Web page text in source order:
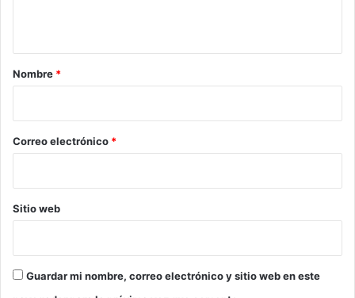
r
*
Nombre *
Correo electrónico *
Sitio web
Guardar mi nombre, correo electrónico y sitio web en este